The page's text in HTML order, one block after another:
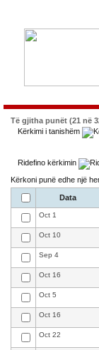
Të gjitha punët (21 në
Kërkimi i tanishëm
Ridefino kërkimin
Kërkoni punë edhe një
Data
Oct 1
Oct 10
Sep 4
Oct 16
Oct 5
Oct 16
Oct 22